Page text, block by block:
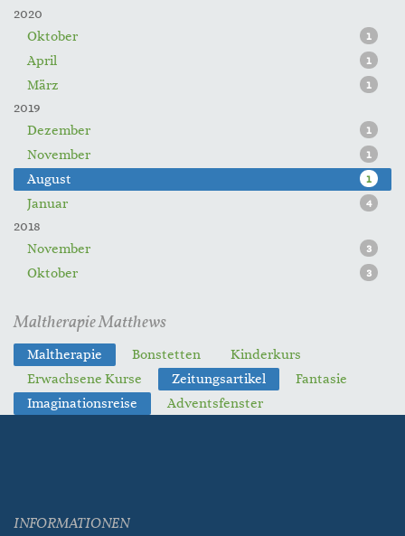
2020
Oktober
1
April 1
März 1
2019
Dezember
1
November 1
August 1
Januar 4
2018
November
3
Oktober 3
Maltherapie Matthews
Maltherapie Bonstetten
Kinderkurs
Erwachsene Kurse
Zeitungsartikel
Fantasie
Imaginationsreise
Adventsfenster
INFORMATIONEN